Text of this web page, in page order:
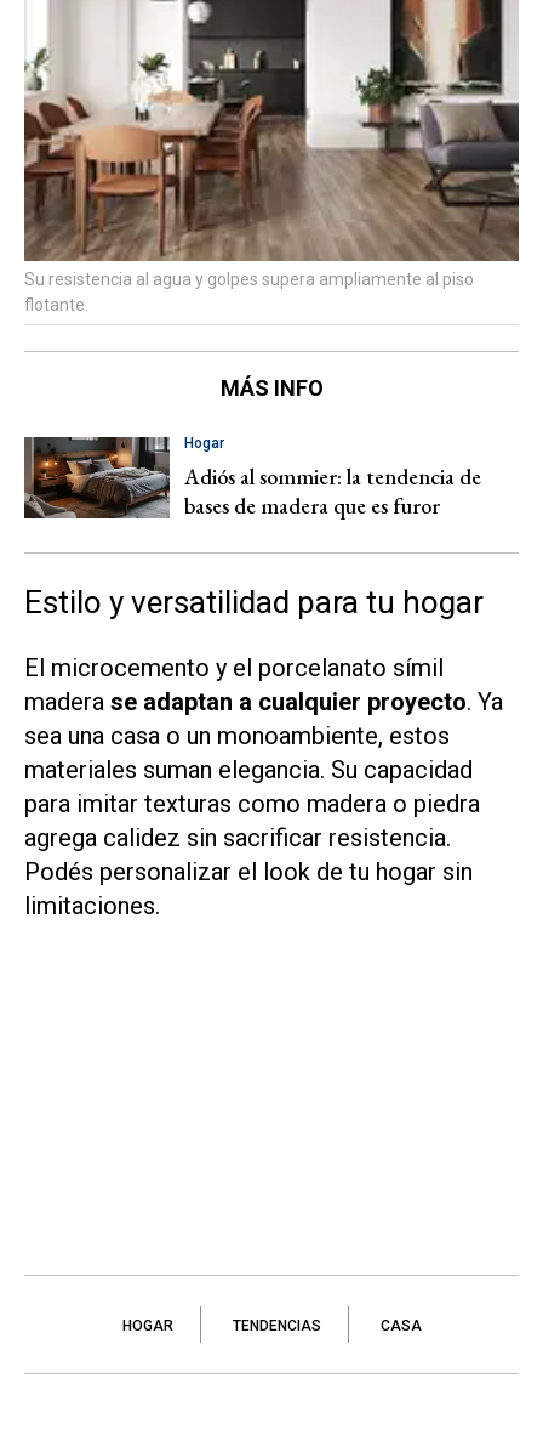
Su resistencia al agua y golpes supera ampliamente al piso
flotante.
MÁS INFO
Hogar
Adiós al sommier: la tendencia de
bases de madera que es furor
Estilo y versatilidad para tu hogar
El microcemento y el porcelanato símil
madera se adaptan a cualquier proyecto. Ya
sea una casa o un monoambiente, estos
materiales suman elegancia. Su capacidad
para imitar texturas como madera o piedra
agrega calidez sin sacrificar resistencia.
Podés personalizar el look de tu hogar sin
limitaciones.
HOGAR TENDENCIAS CASA